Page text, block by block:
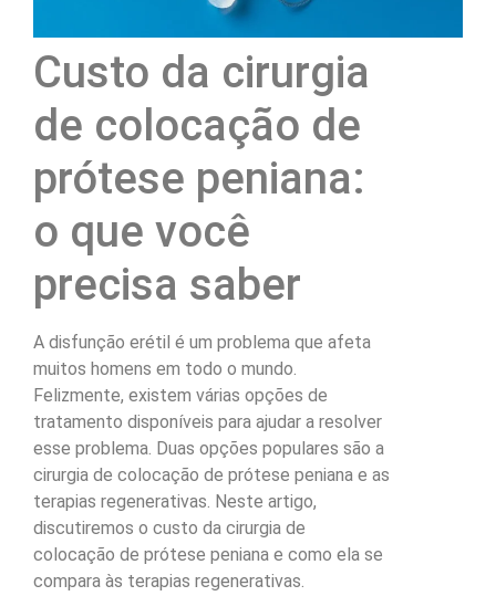
Custo da cirurgia
de colocação de
prótese peniana:
o que você
precisa saber
A disfunção erétil é um problema que afeta
muitos homens em todo o mundo.
Felizmente, existem várias opções de
tratamento disponíveis para ajudar a resolver
esse problema. Duas opções populares são a
cirurgia de colocação de prótese peniana e as
terapias regenerativas. Neste artigo,
discutiremos o custo da cirurgia de
colocação de prótese peniana e como ela se
compara às terapias regenerativas.